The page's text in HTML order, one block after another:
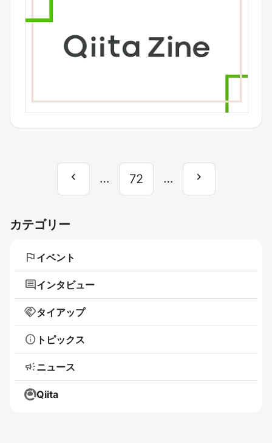
chevron_left … 72 … chevron_right
カテゴリー
flag イベント
commentインタビュー
handshakeタイアップ
info トピックス
campaignニュース
Qiita